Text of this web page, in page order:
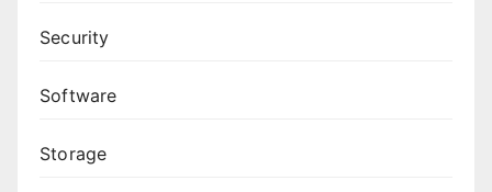
Security
Software
Storage